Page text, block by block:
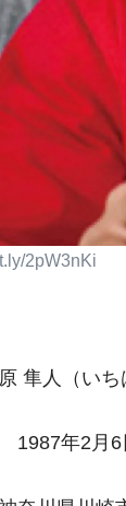
2pW3nKi
隼人（いち
1987年2月6